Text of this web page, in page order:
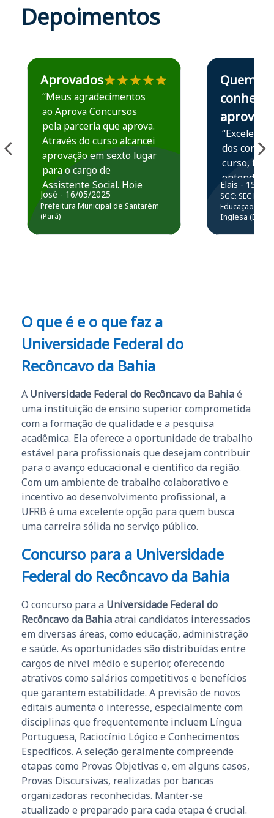
Depoimentos
Estudante José recomenda o Aprova Concursos em
Aprovados
“Meus agradecimentos
ao Aprova Concursos
pela parceria que aprova.
Através do curso alcancei
aprovação em sexto lugar
para o cargo de
Assistente Social. Hoje
estou atuando na
Prefeitura de Santarém.
José - 16/05/2025
Prefeitura Municipal de Santarém
(Pará)
Estudante Elais
Quem
conhece,
aprova
“Excelente
dos
curso,
entender e
prática
resolução
questões.”
Elais - 15/07/
SGC: SEC BA
Educação
Inglesa (Edital
O que é e o que faz a
Universidade Federal do
Recôncavo da Bahia
A Universidade Federal do Recôncavo da Bahiaé
uma instituição de ensino superior comprometida
com a formação de qualidade e a pesquisa
acadêmica. Ela oferece a oportunidade de trabalho
estável para profissionais que desejam contribuir
para o avanço educacional e científico da região.
Com um ambiente de trabalho colaborativo e
incentivo ao desenvolvimento profissional, a
UFRB é uma excelente opção para quem busca
uma carreira sólida no serviço público.
Concurso para a Universidade
Federal do Recôncavo da Bahia
O concurso para a Universidade Federal do
Recôncavo da Bahiaatrai candidatos interessados
em diversas áreas, como educação, administração
e saúde. As oportunidades são distribuídas entre
cargos de nível médio e superior, oferecendo
atrativos como salários competitivos e benefícios
que garantem estabilidade. A previsão de novos
editais aumenta o interesse, especialmente com
disciplinas que frequentemente incluem Língua
Portuguesa, Raciocínio Lógico e Conhecimentos
Específicos. A seleção geralmente compreende
etapas como Provas Objetivas e, em alguns casos,
Provas Discursivas, realizadas por bancas
organizadoras reconhecidas. Manter-se
atualizado e preparado para cada etapa é crucial.